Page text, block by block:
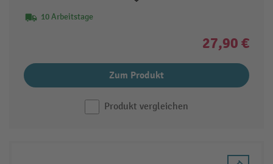
10 Arbeitstage
27,90 €
Zum Produkt
Produkt vergleichen